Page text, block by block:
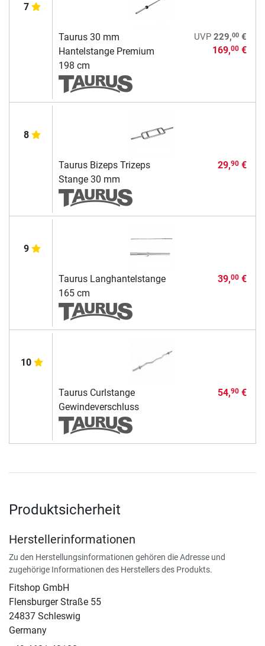
7
Taurus 30 mm
Hantelstange Premium
198 cm
UVP 229,00€
169,00€
8
Taurus Bizeps Trizeps
Stange 30 mm
29,90€
9
Taurus Langhantelstange
165 cm
39,00€
10
Taurus Curlstange
Gewindeverschluss
54,90€
Produktsicherheit
Herstellerinformationen
Zu den Herstellungsinformationen gehören die Adresse und
zugehörige Informationen des Herstellers des Produkts.
Fitshop GmbH
Flensburger Straße 55
24837 Schleswig
Germany